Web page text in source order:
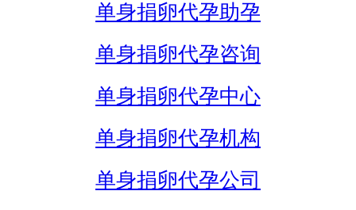
单身捐卵代孕助孕
单身捐卵代孕咨询
单身捐卵代孕中心
单身捐卵代孕机构
单身捐卵代孕公司